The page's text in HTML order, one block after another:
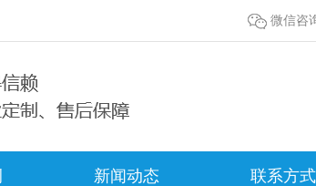
微信咨
新闻动态 联系方式